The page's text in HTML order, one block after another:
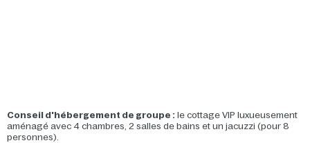
Conseil d'hébergement de groupe : le cottage VIP luxueusement
aménagé avec 4 chambres, 2 salles de bains et un jacuzzi (pour 8
personnes).